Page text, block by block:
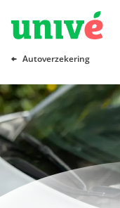
Naar hoofdinhoud
Naar
Naar footer
Autoverzekering